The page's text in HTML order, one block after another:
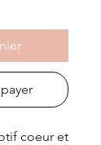
coeur et